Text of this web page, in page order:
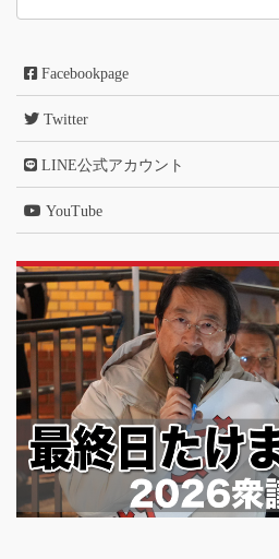
Facebookpage
Twitter
LINE公式アカウント
YouTube